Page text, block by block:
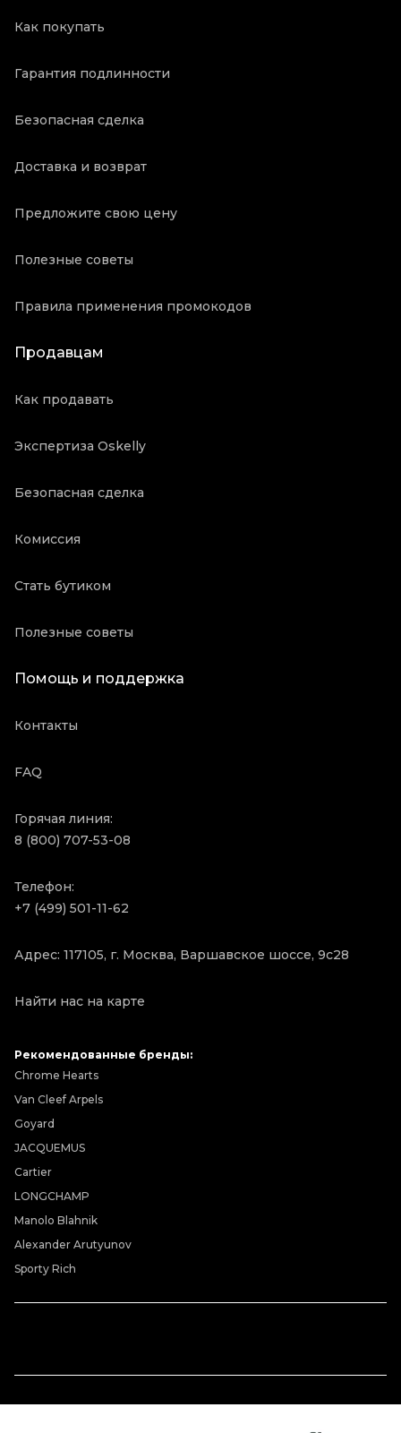
Как покупать
Гарантия подлинности
Безопасная сделка
Доставка и возврат
Предложите свою цену
Полезные советы
Правила применения промокодов
Продавцам
Как продавать
Экспертиза Oskelly
Безопасная сделка
Комиссия
Стать бутиком
Полезные советы
Помощь и поддержка
Контакты
FAQ
Горячая линия:
8 (800) 707-53-08
Телефон:
+7 (499) 501-11-62
Адрес: 117105, г. Москва, Варшавское шоссе, 9с28
Найти нас на карте
Рекомендованные бренды:
Chrome Hearts
Van Cleef Arpels
Goyard
JACQUEMUS
Cartier
LONGCHAMP
Manolo Blahnik
Alexander Arutyunov
Sporty Rich